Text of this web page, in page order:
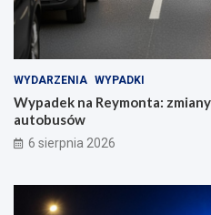
WYDARZENIA WYPADKI
Wypadek na Reymonta:
autobusów
6 sierpnia 2026